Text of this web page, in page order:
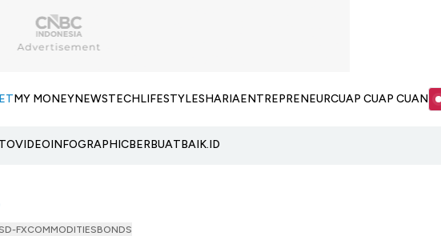
MY MONEYNEWSTECHLIFESTYLESHARIAENTREPRENEURCUAP CUAP CUAN
VIDEOINFOGRAPHICBERBUATBAIK.ID
FXCOMMODITIESBONDS